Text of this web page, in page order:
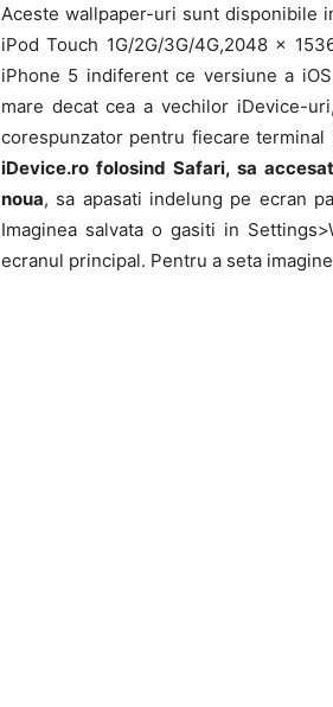
Aceste wallpaper-uri sunt disponibile
iPod Touch 1G/2G/3G/4G,2048 x
iPhone 5 indiferent ce versiune a
mare decat cea a vechilor iDevice-
corespunzator pentru fiecare terminal
iDevice.ro folosind Safari, sa
noua, sa apasati indelung pe ecran
Imaginea salvata o gasiti in
ecranul principal. Pentru a seta